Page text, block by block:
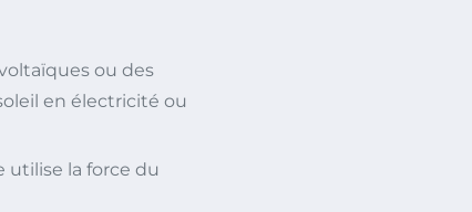
ou des
en électricité ou
utilise la force du